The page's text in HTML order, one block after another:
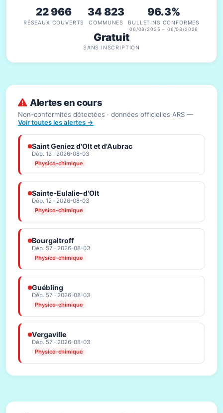
22 966
RÉSEAUX COUVERTS
34 823
COMMUNES
96.3%
BULLETINS CONFORMES
06/08/2025 – 06/08/2026
Gratuit
SANS INSCRIPTION
Alertes en cours
Non-conformités détectées · données officielles ARS —
Voir toutes les alertes →
Saint Geniez d'Olt et d'Aubrac
Dép. 12 · 2026-08-03
Physico-chimique
Sainte-Eulalie-d'Olt
Dép. 12 · 2026-08-03
Physico-chimique
Bourgaltroff
Dép. 57 · 2026-08-03
Physico-chimique
Guébling
Dép. 57 · 2026-08-03
Physico-chimique
Vergaville
Dép. 57 · 2026-08-03
Physico-chimique